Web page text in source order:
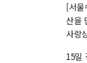
[서울
산을
사랑
15일